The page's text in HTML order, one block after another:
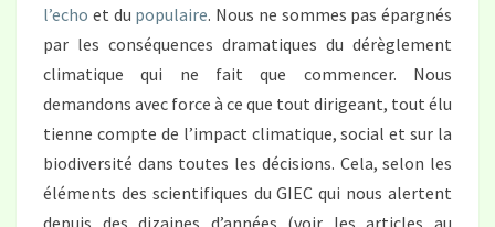
ET
AILLEURS
l’echo et du populaire. Nous ne sommes pas épargnés
par les conséquences dramatiques du dérèglement
climatique qui ne fait que commencer. Nous
demandons avec force à ce que tout dirigeant, tout élu
tienne compte de l’impact climatique, social et sur la
biodiversité dans toutes les décisions. Cela, selon les
éléments des scientifiques du GIEC qui nous alertent